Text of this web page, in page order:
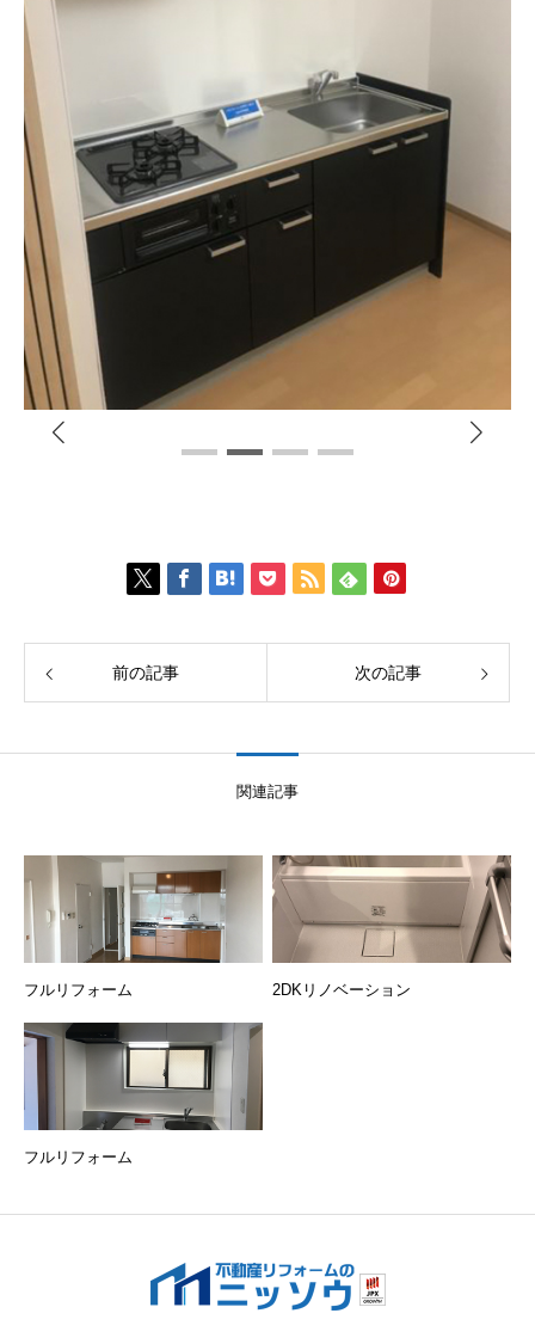
前の記事 次の記事
関連記事
フルリフォーム 2DKリノベーション
フルリフォーム